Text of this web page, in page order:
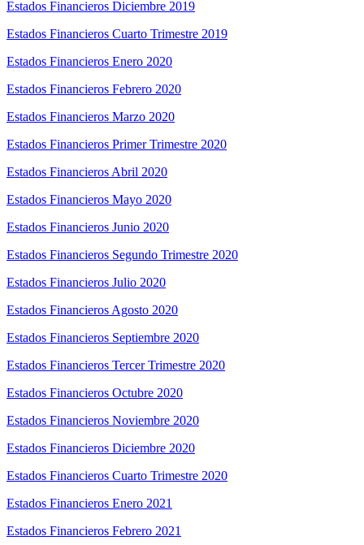
Estados Financieros Diciembre 2019
Estados Financieros Cuarto Trimestre 2019
Estados Financieros Enero 2020
Estados Financieros Febrero 2020
Estados Financieros Marzo 2020
Estados Financieros Primer Trimestre 2020
Estados Financieros Abril 2020
Estados Financieros Mayo 2020
Estados Financieros Junio 2020
Estados Financieros Segundo Trimestre 2020
Estados Financieros Julio 2020
Estados Financieros Agosto 2020
Estados Financieros Septiembre 2020
Estados Financieros Tercer Trimestre 2020
Estados Financieros Octubre 2020
Estados Financieros Noviembre 2020
Estados Financieros Diciembre 2020
Estados Financieros Cuarto Trimestre 2020
Estados Financieros Enero 2021
Estados Financieros Febrero 2021